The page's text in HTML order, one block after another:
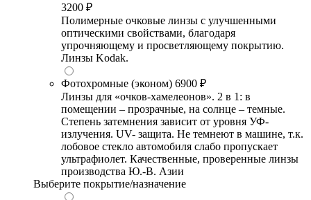
3200 ₽
Полимерные очковые линзы с улучшенными
оптическими свойствами, благодаря
упрочняющему и просветляющему покрытию.
Линзы Kodak.
Фотохромные (эконом) 6900 ₽
Линзы для «очков-хамелеонов». 2 в 1: в
помещении – прозрачные, на солнце – темные.
Степень затемнения зависит от уровня УФ-
излучения. UV- защита. Не темнеют в машине, т.к.
лобовое стекло автомобиля слабо пропускает
ультрафиолет. Качественные, проверенные линзы
производства Ю.-В. Азии
Выберите покрытие/назначение